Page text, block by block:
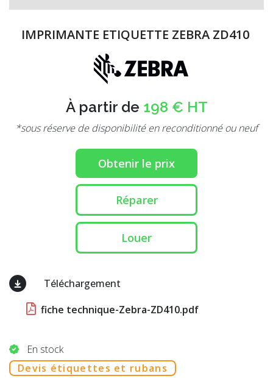
IMPRIMANTE ETIQUETTE ZEBRA ZD410
À partir de 198 € HT
*sous réserve de disponibilité en reconditionné ou neuf
Obtenir le prix
Réparer
Louer
Téléchargement
fiche technique-Zebra-ZD410.pdf
En stock
Devis étiquettes et rubans